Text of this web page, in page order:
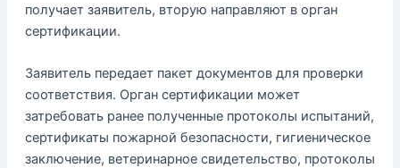
получает заявитель, вторую направляют в орган
сертификации.
Заявитель передает пакет документов для проверки
соответствия. Орган сертификации может
затребовать ранее полученные протоколы испытаний,
сертификаты пожарной безопасности, гигиеническое
заключение, ветеринарное свидетельство, протоколы